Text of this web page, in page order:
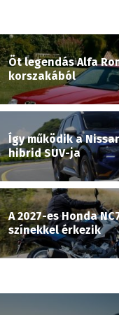
Öt legendás Alfa
korszakából
Így működik a
hibrid SUV-ja
A 2027-es Honda
színekkel érkezik